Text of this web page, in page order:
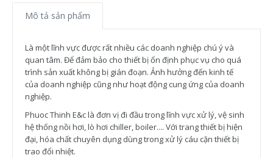
Mô tả sản phẩm
Là một lĩnh vực được rất nhiều các doanh nghiệp chú ý và
quan tâm. Để đảm bảo cho thiết bị ổn định phục vụ cho quá
trình sản xuất không bị gián đoạn. Ảnh hưởng đến kinh tế
của doanh nghiệp cũng như hoạt động cung ứng của doanh
nghiệp.
Phuoc Thinh E&c là đơn vị đi đầu trong lĩnh vực xử lý, vệ sinh
hệ thống nồi hơi, lò hơi chiller, boiler.... Với trang thiết bị hiện
đại, hóa chất chuyên dụng dùng trong xử lý cáu cặn thiết bị
trao đổi nhiệt.